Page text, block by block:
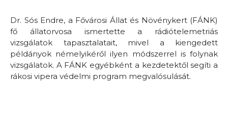
Dr. Sós Endre, a Fővárosi Állat és Növénykert (FÁNK)
fő állatorvosa ismertette a rádiótelemetriás
vizsgálatok tapasztalatait, mivel a kiengedett
példányok némelyikéről ilyen módszerrel is folynak
vizsgálatok. A FÁNK egyébként a kezdetektől segíti a
rákosi vipera védelmi program megvalósulását.